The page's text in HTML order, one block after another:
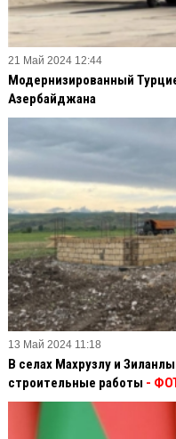
21 Май 2024 12:44
Модернизированный
Азербайджана
13 Май 2024 11:18
В селах Махрузлу и
строительные работы -